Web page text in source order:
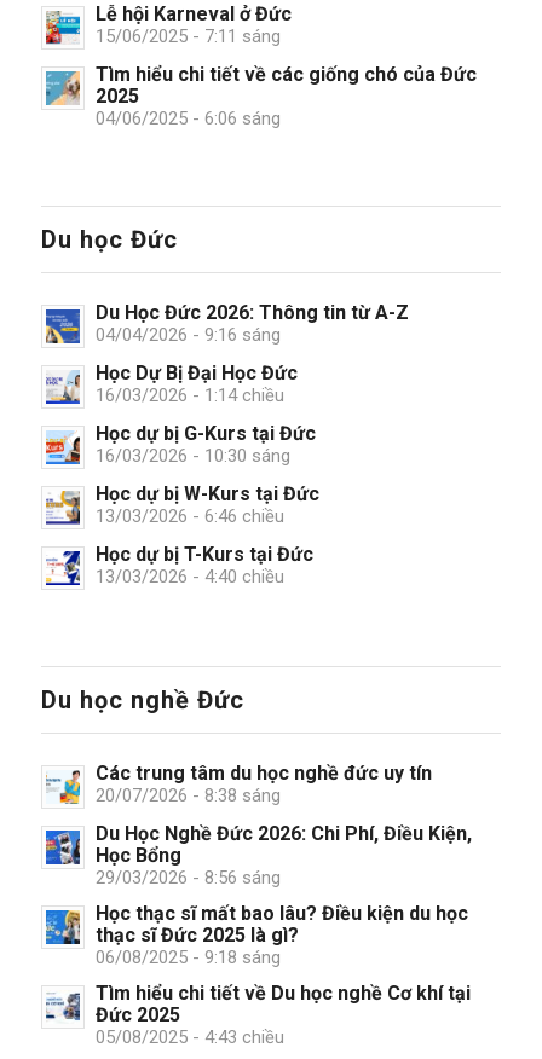
Lễ hội Karneval ở Đức
15/06/2025 - 7:11 sáng
Tìm hiểu chi tiết về các giống chó của Đức
2025
04/06/2025 - 6:06 sáng
Du học Đức
Du Học Đức 2026: Thông tin từ A-Z
04/04/2026 - 9:16 sáng
Học Dự Bị Đại Học Đức
16/03/2026 - 1:14 chiều
Học dự bị G-Kurs tại Đức
16/03/2026 - 10:30 sáng
Học dự bị W-Kurs tại Đức
13/03/2026 - 6:46 chiều
Học dự bị T-Kurs tại Đức
13/03/2026 - 4:40 chiều
Du học nghề Đức
Các trung tâm du học nghề đức uy tín
20/07/2026 - 8:38 sáng
Du Học Nghề Đức 2026: Chi Phí, Điều Kiện,
Học Bổng
29/03/2026 - 8:56 sáng
Học thạc sĩ mất bao lâu? Điều kiện du học
thạc sĩ Đức 2025 là gì?
06/08/2025 - 9:18 sáng
Tìm hiểu chi tiết về Du học nghề Cơ khí tại
Đức 2025
05/08/2025 - 4:43 chiều